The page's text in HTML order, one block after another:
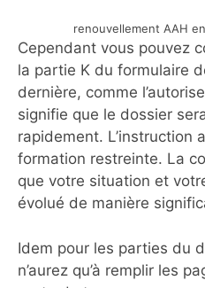
renouvellement AAH
Cependant vous pouvez
la partie K du formulaire
dernière, comme l’autorise
signifie que le dossier
rapidement. L’instruction
formation restreinte. La
que votre situation et
évolué de manière
Idem pour les parties du
n’aurez qu’à remplir les